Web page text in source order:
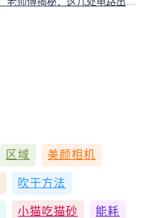
区域 美颜相机
吹干方法
小猫吃猫砂 能耗